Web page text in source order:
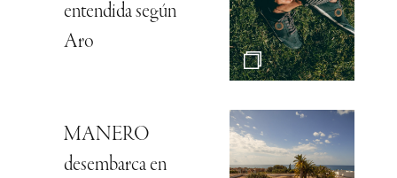
entendida según
Aro
MANERO
desembarca en